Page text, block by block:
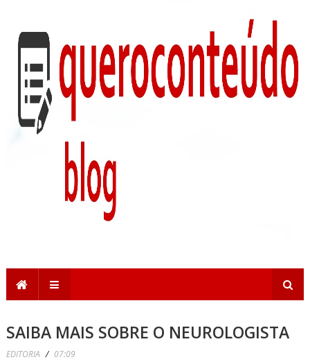
SAIBA MAIS SOBRE O NEUROLOGISTA
EDITORIA / 07:09